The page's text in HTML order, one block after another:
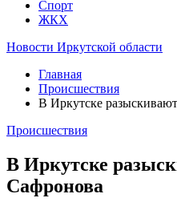
Спорт
ЖКХ
Новости Иркутской области
Главная
Происшествия
В Иркутске
Происшествия
В Иркутске
Сафронова